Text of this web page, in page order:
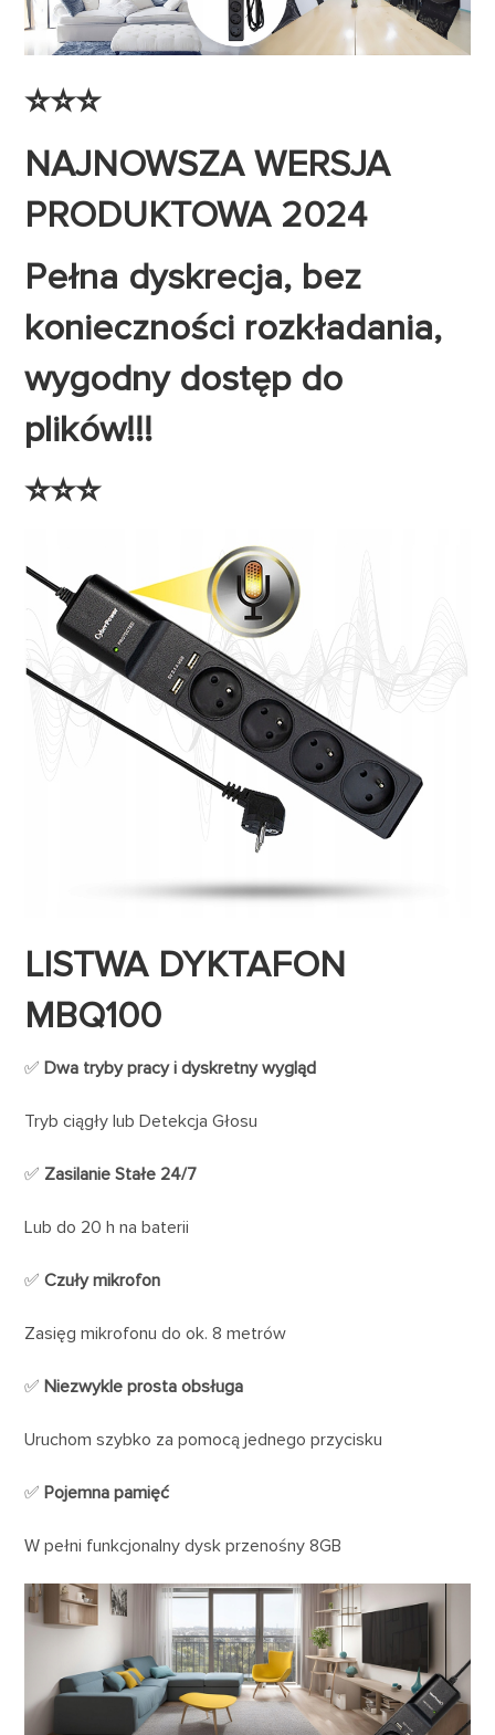
⭐️⭐️⭐️
NAJNOWSZA WERSJA
PRODUKTOWA 2024
Pełna dyskrecja, bez
konieczności rozkładania,
wygodny dostęp do
plików!!!
⭐️⭐️⭐️
LISTWA DYKTAFON
MBQ100
✅Dwa tryby pracy i dyskretny wygląd
Tryb ciągły lub Detekcja Głosu
✅ Zasilanie Stałe 24/7
Lub do 20 h na baterii
✅Czuły mikrofon
Zasięg mikrofonu do ok. 8 metrów
✅Niezwykle prosta obsługa
Uruchom szybko za pomocą jednego przycisku
✅Pojemna pamięć
W pełni funkcjonalny dysk przenośny 8GB